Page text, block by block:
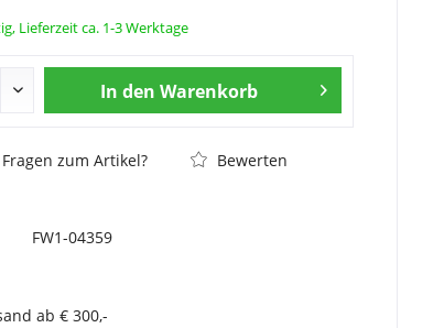
Lieferzeit ca. 1-3 Werktage
In den Warenkorb
Fragen zum Artikel?
Bewerten
FW1-04359
ab € 300,-